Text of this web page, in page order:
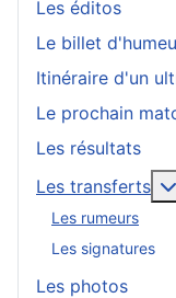
Les éditos
Le billet
Itinéraire d'un
Le prochain
Les résultats
Les transferts
Les rumeurs
Les signatures
Les photos